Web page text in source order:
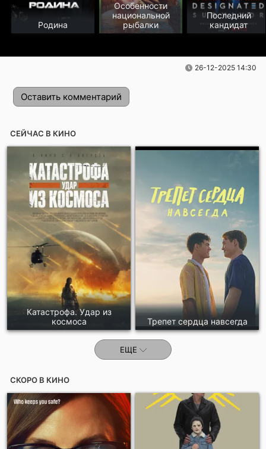
Родина
Особенности
национальной
рыбалки
Последний
кандидат
26-12-2025 14:30
Оставить комментарий
СЕЙЧАС В КИНО
Катастрофа. Удар из
космоса
Трепет сердца навсегда
ЕЩЕ
СКОРО В КИНО